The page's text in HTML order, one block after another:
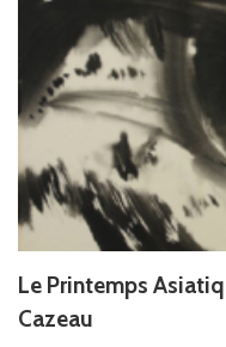
Le Printemps
Cazeau